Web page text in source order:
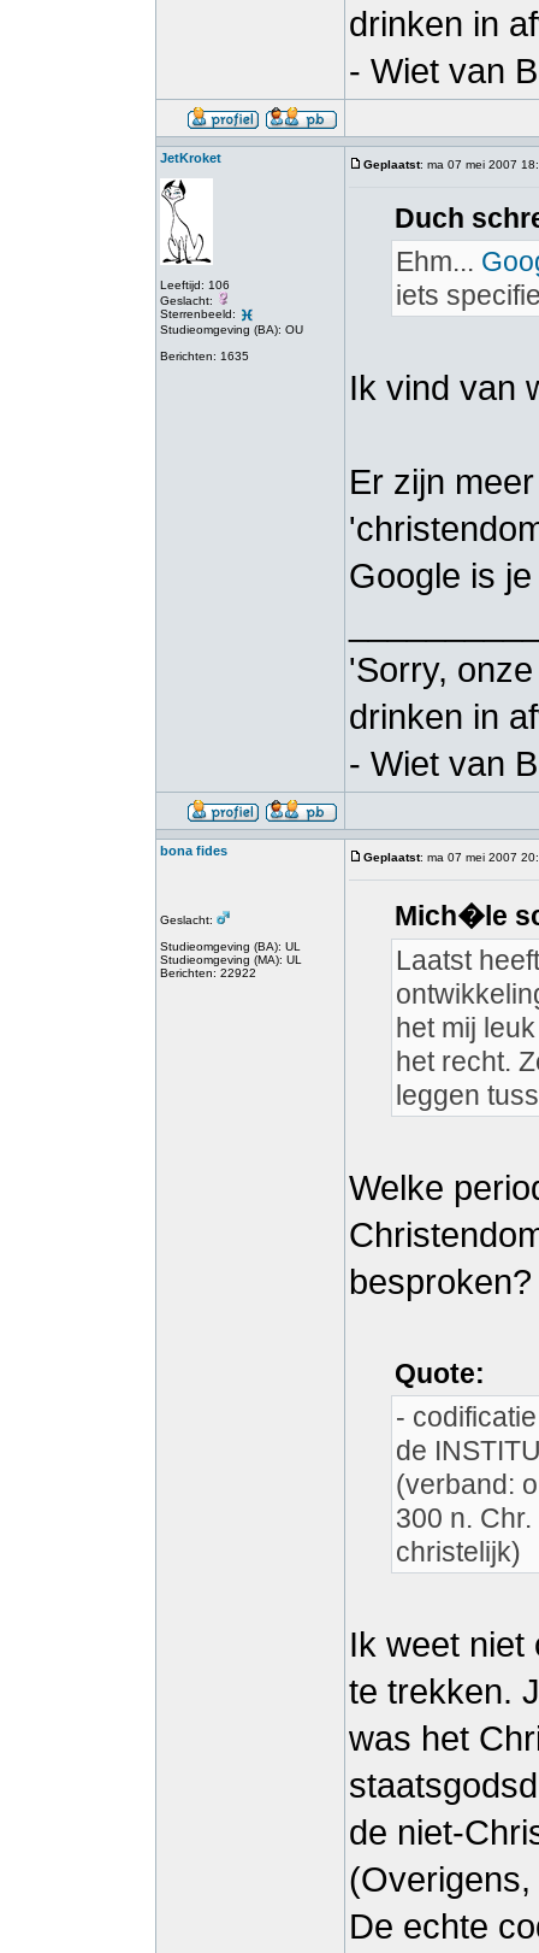
drinken in
- Wiet van
JetKroket
Leeftijd: 106
Geslacht:
Sterrenbeeld:
Studieomgeving (BA): OU
Berichten: 1635
Geplaatst: ma 07 mei 2007
Duch
Ehm...
iets
Ik vind van
Er zijn
Google is
'Sorry,
drinken in
- Wiet van
bona fides
Geslacht:
Studieomgeving (BA): UL
Studieomgeving (MA): UL
Berichten: 22922
Geplaatst: ma 07 mei 2007
Mich�le
Laatst
het mij
het recht.
leggen
Welke
besproken?
Quote:
-
de
(verband:
300 n.
christelijk)
Ik weet niet
te trekken.
was het
de niet-
De echte